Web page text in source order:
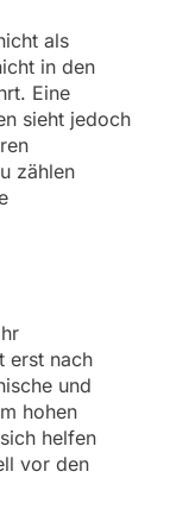
als
in den
Eine
sieht jedoch
zählen
erst nach
und
hohen
helfen
vor den